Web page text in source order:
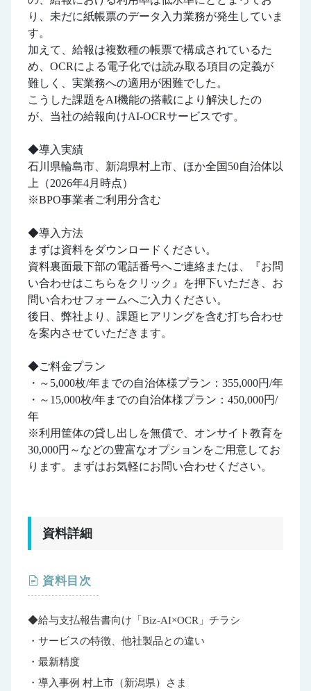
り、未だに紙帳票のデータ入力業務が発生していま
す。
加えて、給報は複数種の帳票で構成されているた
め、OCRによる電子化では読み取る項目の定義が
難しく、実業務への適用が困難でした。
こうした課題をAI機能の搭載により解決したの
が、当社の給報向けAI-OCRサービスです。
◆導入実績
石川県輪島市、新潟県村上市、ほか全国50自治体以
上（2026年4月時点）
※BPO事業者ご利用分含む
◆導入方法
まずは資料をダウンロードください。
資料裏面最下部の電話番号へご連絡または、『お問
い合わせはこちらをクリック』を押下いただき、お
問い合わせフォームへご入力ください。
後日、弊社より、課題ヒアリングを含む打ち合わせ
を案内させていただきます。
◆ご料金プラン
・～5,000枚/年までの自治体様プラン：355,000円/年
・～15,000枚/年までの自治体様プラン：450,000円/
年
※利用筐体の貸し出しを無償で、オンサイト教育を
30,000円～などの豊富なオプションをご用意してお
ります。まずはお気軽にお問い合わせください。
資料詳細
資料目次
◆給与支払報告書向け「Biz-AI×OCR」チラシ
・サービスの特徴、他社製品との違い
・最新精度
・導入事例 村上市（新潟県）さま